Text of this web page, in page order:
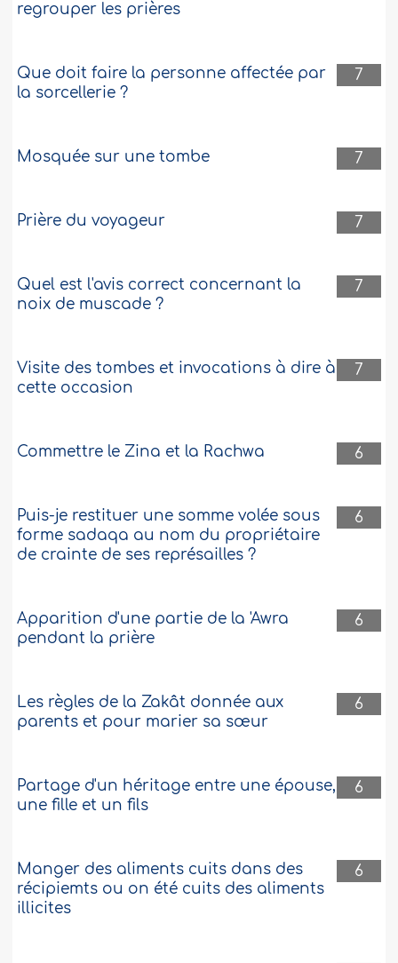
regrouper les prières
7
Que doit faire la personne affectée par
la sorcellerie ?
7
Mosquée sur une tombe
7
Prière du voyageur
7
Quel est l'avis correct concernant la
noix de muscade ?
7
Visite des tombes et invocations à dire à
cette occasion
6
Commettre le Zina et la Rachwa
6
Puis-je restituer une somme volée sous
forme sadaqa au nom du propriétaire
de crainte de ses représailles ?
6
Apparition d'une partie de la 'Awra
pendant la prière
6
Les règles de la Zakât donnée aux
parents et pour marier sa sœur
6
Partage d'un héritage entre une épouse,
une fille et un fils
6
Manger des aliments cuits dans des
récipiemts ou on été cuits des aliments
illicites